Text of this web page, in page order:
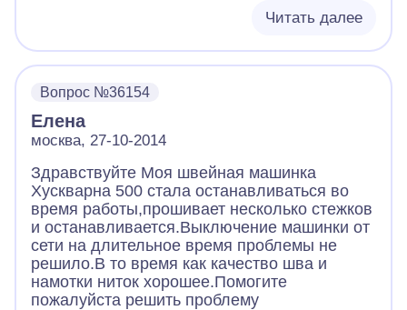
рывками и путается . строчка не получается
бахрома какая то пришитая .из верхней нити
. Натяжение верхней нитки есть . заправка
правильная . Машина астралюкс 9910 с
горизонтальным челноком .Можете помочь
советом . как починить машинку
Читать далее
Вопрос №36154
Елена
москва, 27-10-2014
Здравствуйте Моя швейная машинка
Хускварна 500 стала останавливаться во
время работы,прошивает несколько стежков
и останавливается.Выключение машинки от
сети на длительное время проблемы не
решило.В то время как качество шва и
намотки ниток хорошее.Помогите
пожалуйста решить проблему